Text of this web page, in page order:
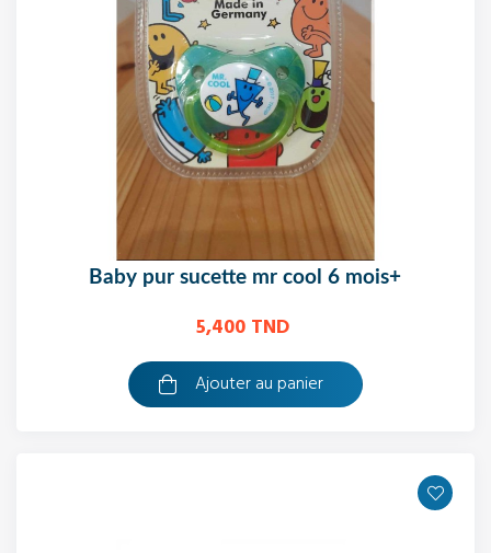
baby pur sucette mr cool 6 mois+
5,400 TND
Ajouter au panier